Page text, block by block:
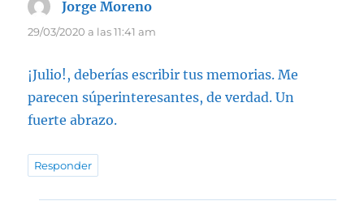
Jorge Moreno
29/03/2020 a las 11:41 am
¡Julio!, deberías escribir tus memorias. Me
parecen súperinteresantes, de verdad. Un
fuerte abrazo.
Responder